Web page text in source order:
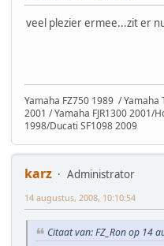
veel plezier ermee...zit er
Yamaha FZ750 1989 /
2001 / Yamaha FJR1300 2001/
1998/Ducati SF1098 2009
karz
Administrator
14 augustus, 2008, 10:10:54
Citaat van: FZ_Ron op 14